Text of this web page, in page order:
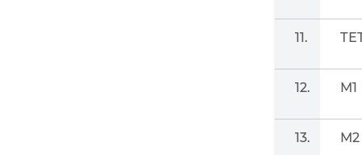
11.
12. М1
13. М2